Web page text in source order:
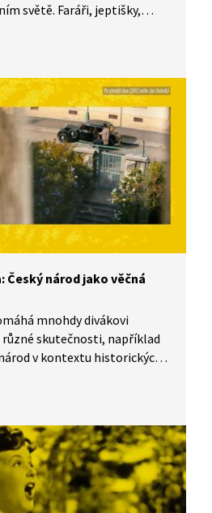
světě. Faráři, jeptišky,
I o tom je
2.0.
Český národ jako věčná
mnohdy divákovi
skutečnosti, například
v kontextu historických
Nebo ne? I tomu se
seriál TeleRevize 2.0.